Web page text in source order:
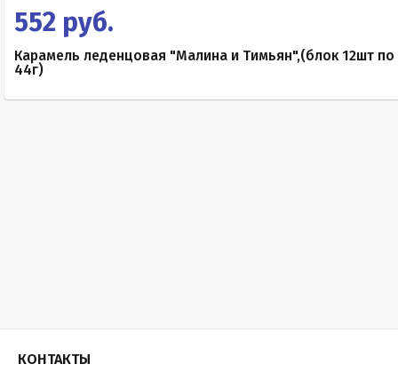
552 руб.
Карамель леденцовая "Малина и Тимьян",(блок 12шт по
44г)
КОНТАКТЫ